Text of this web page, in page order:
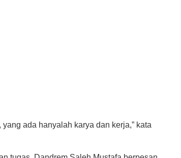
ada hanyalah karya dan kerja,” kata